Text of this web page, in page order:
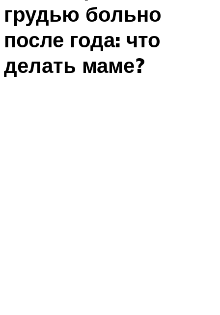
грудью больно
после года: что
делать маме?